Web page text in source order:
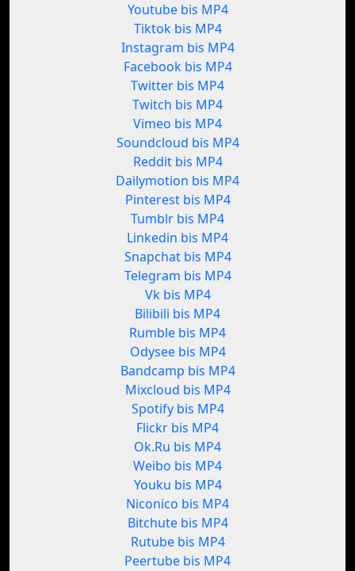
Youtube bis MP4
Tiktok bis MP4
Instagram bis MP4
Facebook bis MP4
Twitter bis MP4
Twitch bis MP4
Vimeo bis MP4
Soundcloud bis MP4
Reddit bis MP4
Dailymotion bis MP4
Pinterest bis MP4
Tumblr bis MP4
Linkedin bis MP4
Snapchat bis MP4
Telegram bis MP4
Vk bis MP4
Bilibili bis MP4
Rumble bis MP4
Odysee bis MP4
Bandcamp bis MP4
Mixcloud bis MP4
Spotify bis MP4
Flickr bis MP4
Ok.Ru bis MP4
Weibo bis MP4
Youku bis MP4
Niconico bis MP4
Bitchute bis MP4
Rutube bis MP4
Peertube bis MP4